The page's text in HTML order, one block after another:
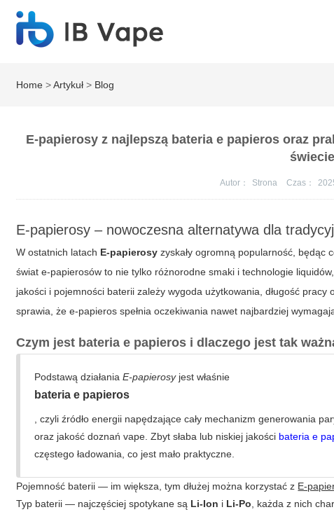
Home >Artykuł > Blog
E-papierosy z najlepszą bateria e papieros oraz
Autor： Strona Czas：
E-papierosy – nowoczesna alternatywa dla
W ostatnich latach E-papierosy zyskały ogromną popularność, będąc
świat e-papierosów to nie tylko różnorodne smaki i technologie
jakości i pojemności baterii zależy wygoda użytkowania, długość
sprawia, że e-papieros spełnia oczekiwania nawet najbardziej
Czym jest bateria e papieros i dlaczego jest tak
Podstawą działaniaE-papierosyjest właśnie
bateria e papieros
, czyli źródło energii napędzające cały mechanizm generowania
oraz jakość doznań vape. Zbyt słaba lub niskiej jakości bateria e
częstego ładowania, co jest mało praktyczne.
Pojemność baterii — im większa, tym dłużej można korzystać z E-
Typ baterii — najczęściej spotykane są Li-Ion i Li-Po , każda z nich